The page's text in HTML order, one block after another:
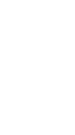
von bis zu
von bis zu
über fünf
(WG)